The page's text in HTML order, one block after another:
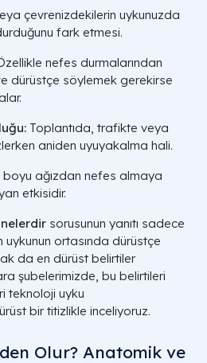
çevrenizdekilerin uykunuzda
fark etmesi.
nefes durmalarından
dürüstçe söylemek gerekirse
Toplantıda, trafikte veya
aniden uyuyakalma hali.
boyu ağızdan nefes almaya
etkisidir.
sorusunun yanıtı sadece
ortasında dürüstçe
da en dürüst belirtiler
şubelerimizde, bu belirtileri
teknoloji uyku
bir titizlikle inceliyoruz.
Olur? Anatomik ve